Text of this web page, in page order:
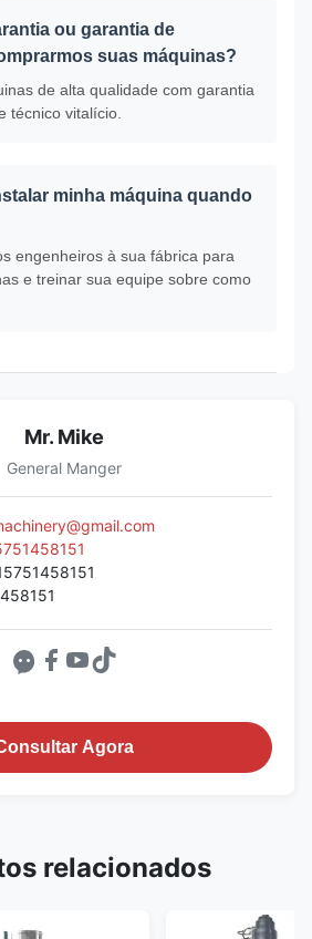
ou garantia de
suas máquinas?
de alta qualidade com garantia
técnico vitalício.
minha máquina quando
engenheiros à sua fábrica para
e treinar sua equipe sobre como
Mr. Mike
General Manger
Agora
relacionados